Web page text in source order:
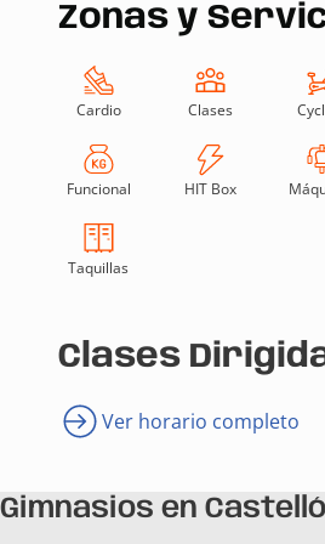
Zonas y
Cardio Clases
Funcional HIT Box
Taquillas
Clases
Ver horario completo
Gimnasios en